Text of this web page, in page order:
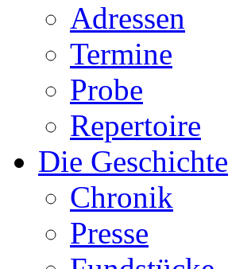
Adressen
Termine
Probe
Repertoire
Die Geschichte
Chronik
Presse